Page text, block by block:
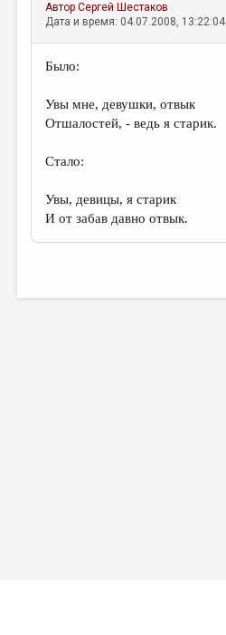
АвторСергей Шестаков
Дата и время: 04.07.2008, 13:22:04
Было:
Увы мне, девушки, отвык
Отшалостей, - ведь я старик.
Стало:
Увы, девицы, я старик
И от забав давно отвык.